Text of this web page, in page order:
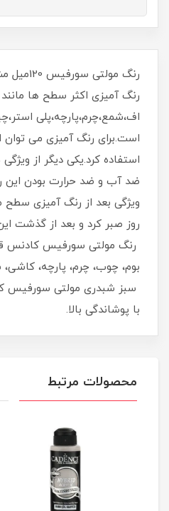
رنگ آمیزی اکثر سطح ها
اف،شمع،چرم،پارچه،پلی
است.برای رنگ آمیزی می توان
استفاده کرد.یکی دیگر از
ضد آب و ضد حرارت بودن این
روز صبر کرد و بعد از گذشت
رنگ مولتی سورفیس کادنس
بوم، چوب، چرم، پارچه، کاشی،
سبز شبدری مولتی سورفیس
با پوشاندگی بالا.
محصولات مرتبط